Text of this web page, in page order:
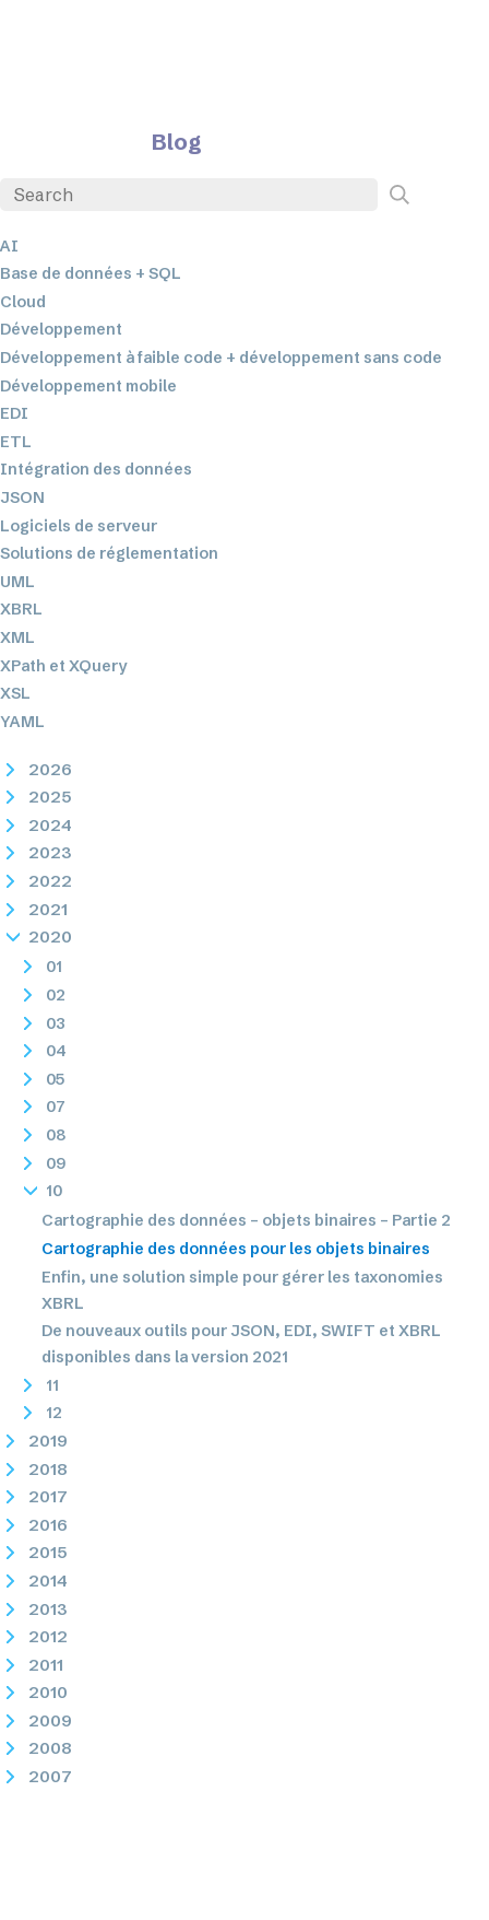
Blog
AI
Base de données + SQL
Cloud
Développement
Développement à faible code + développement sans code
Développement mobile
EDI
ETL
Intégration des données
JSON
Logiciels de serveur
Solutions de réglementation
UML
XBRL
XML
XPath et XQuery
XSL
YAML
2026
2025
2024
2023
2022
2021
2020
01
02
03
04
05
07
08
09
10
Cartographie des données – objets binaires – Partie 2
Cartographie des données pour les objets binaires
Enfin, une solution simple pour gérer les taxonomies
XBRL
De nouveaux outils pour JSON, EDI, SWIFT et XBRL
disponibles dans la version 2021
11
12
2019
2018
2017
2016
2015
2014
2013
2012
2011
2010
2009
2008
2007